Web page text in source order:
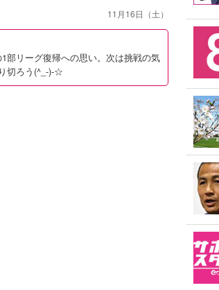
11月16日（土）
部リーグ復帰への思い。次は挑戦の気
切ろう(^_-)-☆